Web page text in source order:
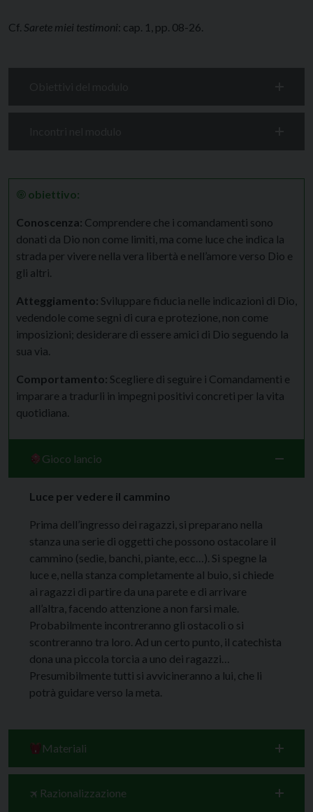
Cf. Sarete miei testimoni: cap. 1, pp. 08-26.
🞋 obiettivo:
Conoscenza: Comprendere che i comandamenti sono
donati da Dio non come limiti, ma come luce che indica la
strada per vivere nella vera libertà e nell’amore verso Dio e
gli altri.
Atteggiamento: Sviluppare fiducia nelle indicazioni di Dio,
vedendole come segni di cura e protezione, non come
imposizioni; desiderare di essere amici di Dio seguendo la
sua via.
Comportamento: Scegliere di seguire i Comandamenti e
imparare a tradurli in impegni positivi concreti per la vita
quotidiana.
Gioco lancio
Luce per vedere il cammino
Prima dell’ingresso dei ragazzi, si preparano nella
stanza una serie di oggetti che possono ostacolare il
cammino (sedie, banchi, piante, ecc…). Si spegne la
luce e, nella stanza completamente al buio, si chiede
ai ragazzi di partire da una parete e di arrivare
all’altra, facendo attenzione a non farsi male.
Probabilmente incontreranno gli ostacoli o si
scontreranno tra loro. Ad un certo punto, il catechista
dona una piccola torcia a uno dei ragazzi…
Presumibilmente tutti si avvicineranno a lui, che li
potrà guidare verso la meta.
Materiali
🛪 Razionalizzazione